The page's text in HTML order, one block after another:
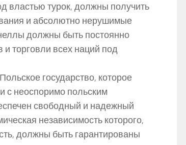
властью турок, должны получить
и абсолютно нерушимые
должны быть постоянно
торговли всех наций под
государство, которое
с неоспоримо польским
свободный и надежный
независимость которого,
должны быть гарантированы